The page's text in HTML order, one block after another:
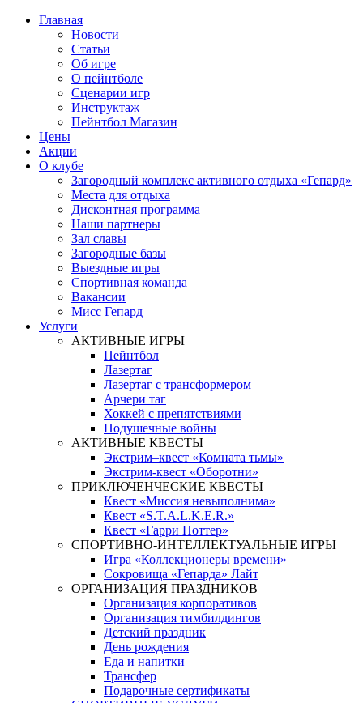
Главная
Новости
Статьи
Об игре
О пейнтболе
Сценарии игр
Инструктаж
Пейнтбол Магазин
Цены
Акции
О клубе
Загородный комплекс активного отдыха «Гепард»
Места для отдыха
Дисконтная программа
Наши партнеры
Зал славы
Загородные базы
Выездные игры
Спортивная команда
Вакансии
Мисс Гепард
Услуги
АКТИВНЫЕ ИГРЫ
Пейнтбол
Лазертаг
Лазертаг с трансформером
Арчери таг
Хоккей с препятствиями
Подушечные войны
АКТИВНЫЕ КВЕСТЫ
Экстрим–квест «Комната тьмы»
Экстрим-квест «Оборотни»
ПРИКЛЮЧЕНЧЕСКИЕ КВЕСТЫ
Квест «Миссия невыполнима»
Квест «S.T.A.L.K.E.R.»
Квест «Гарри Поттер»
СПОРТИВНО-ИНТЕЛЛЕКТУАЛЬНЫЕ ИГРЫ
Игра «Коллекционеры времени»
Сокровища «Гепарда» Лайт
ОРГАНИЗАЦИЯ ПРАЗДНИКОВ
Организация корпоративов
Организация тимбилдингов
Детский праздник
День рождения
Еда и напитки
Трансфер
Подарочные сертификаты